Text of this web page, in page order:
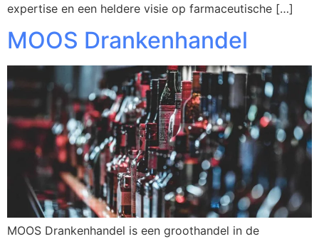
expertise en een heldere visie op farmaceutische […]
MOOS Drankenhandel
MOOS Drankenhandel is een groothandel in de